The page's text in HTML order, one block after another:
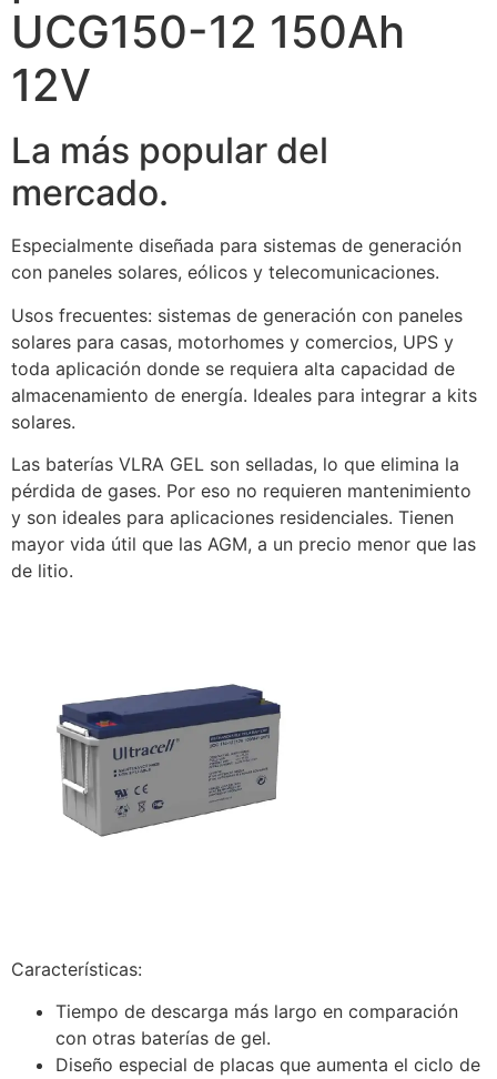
UCG150-12 150Ah
12V
La más popular del
mercado.
Especialmente diseñada para sistemas de generación
con paneles solares, eólicos y telecomunicaciones.
Usos frecuentes: sistemas de generación con paneles
solares para casas, motorhomes y comercios, UPS y
toda aplicación donde se requiera alta capacidad de
almacenamiento de energía. Ideales para integrar a kits
solares.
Las baterías VLRA GEL son selladas, lo que elimina la
pérdida de gases. Por eso no requieren mantenimiento
y son ideales para aplicaciones residenciales. Tienen
mayor vida útil que las AGM, a un precio menor que las
de litio.
Características:
Tiempo de descarga más largo en comparación
con otras baterías de gel.
Diseño especial de placas que aumenta el ciclo de